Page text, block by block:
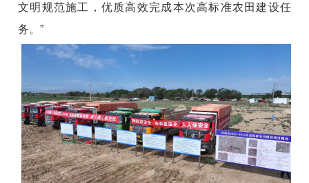
文明规范施工，优质高效完成本次高标准农田建设任
务。”